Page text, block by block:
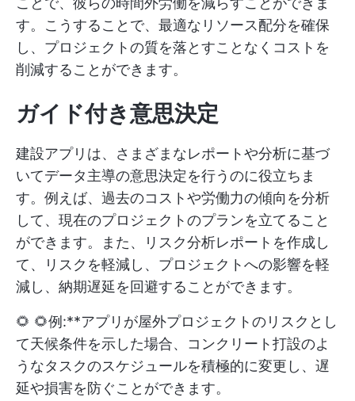
す。こうすることで、最適なリソース配分を確保
し、プロジェクトの質を落とすことなくコストを
削減することができます。
ガイド付き意思決定
建設アプリは、さまざまなレポートや分析に基づ
いてデータ主導の意思決定を行うのに役立ちま
す。例えば、過去のコストや労働力の傾向を分析
して、現在のプロジェクトのプランを立てること
ができます。また、リスク分析レポートを作成し
て、リスクを軽減し、プロジェクトへの影響を軽
減し、納期遅延を回避することができます。
🌻 🌻例:**アプリが屋外プロジェクトのリスクとし
て天候条件を示した場合、コンクリート打設のよ
うなタスクのスケジュールを積極的に変更し、遅
延や損害を防ぐことができます。